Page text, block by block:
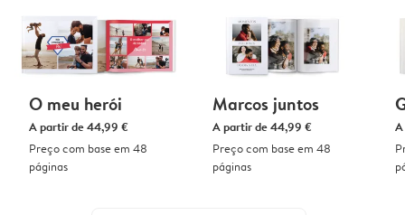
O meu herói
A partir de44,99 €
Preço com base em 48
páginas
Marcos juntos
A partir de44,99 €
Preço com base em 48
páginas